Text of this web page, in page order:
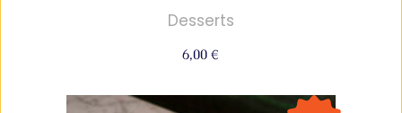
Desserts
6,00 €